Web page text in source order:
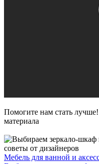
Помогите нам стать
материала
Мебель для ванной и